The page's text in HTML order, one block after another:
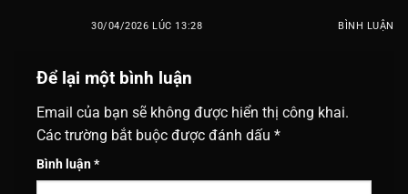
30/04/2026 LÚC 13:28 BÌNH LUẬN
Để lại một bình luận
Email của bạn sẽ không được hiển thị công khai.
Các trường bắt buộc được đánh dấu *
Bình luận*